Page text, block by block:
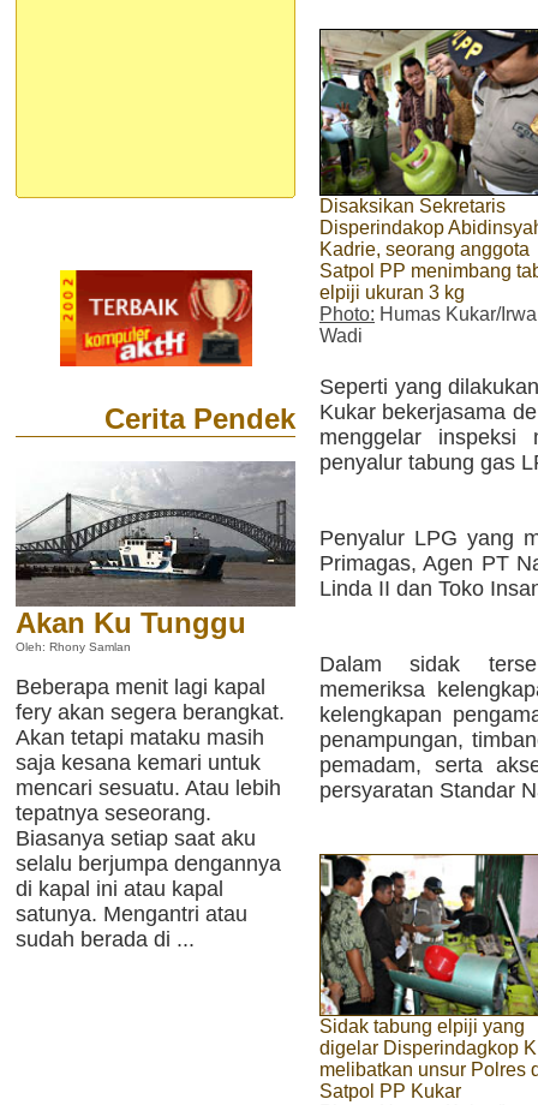
Cerita Pendek
Akan Ku Tunggu
Oleh: Rhony Samlan
Beberapa menit lagi kapal
fery akan segera berangkat.
Akan tetapi mataku masih
saja kesana kemari untuk
mencari sesuatu. Atau lebih
tepatnya seseorang.
Biasanya setiap saat aku
selalu berjumpa dengannya
di kapal ini atau kapal
satunya. Mengantri atau
sudah berada di ...
Disaksikan Sekretaris
Disperindakop
Kadrie, seorang anggota
Satpol PP menimbang
elpiji ukuran 3 kg
Photo: Humas Kukar/
Wadi
Seperti yang
Kukar bekerjasama
menggelar inspeksi
penyalur tabung gas
Penyalur LPG yang
Primagas, Agen PT
Linda II dan Toko
Dalam sidak
memeriksa
kelengkapan
penampungan,
pemadam, serta
persyaratan Standar
Sidak tabung elpiji yang
digelar Disperindagkop
melibatkan unsur Polres
Satpol PP Kukar